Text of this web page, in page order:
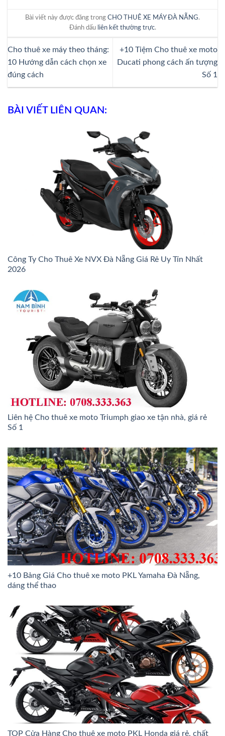
Bài viết này được đăng trong CHO THUÊ XE MÁY ĐÀ NẴNG.
Đánh dấu liên kết thường trực.
Cho thuê xe máy theo tháng:
10 Hướng dẫn cách chọn xe
đúng cách
+10 Tiệm Cho thuê xe moto
Ducati phong cách ấn tượng
Số 1
BÀI VIẾT LIÊN QUAN:
Công Ty Cho Thuê Xe NVX Đà Nẵng Giá Rẻ Uy Tín Nhất
2026
Liên hệ Cho thuê xe moto Triumph giao xe tận nhà, giá rẻ
Số 1
+10 Bảng Giá Cho thuê xe moto PKL Yamaha Đà Nẵng,
dáng thể thao
TOP Cửa Hàng Cho thuê xe moto PKL Honda giá rẻ, chất